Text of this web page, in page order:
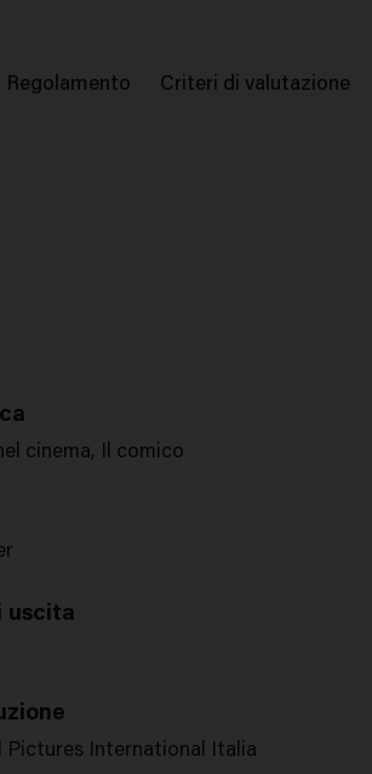
Regolamento Criteri di valutazione
cinema, Il comico
uscita
Pictures International Italia